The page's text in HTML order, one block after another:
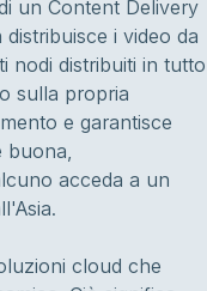
un Content Delivery
i video da
nodi distribuiti in tutto
sulla propria
e garantisce
buona,
acceda a un
cloud che